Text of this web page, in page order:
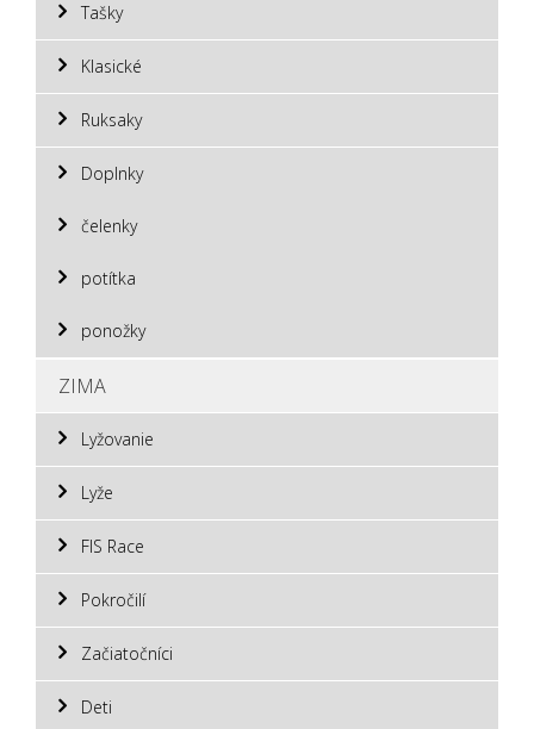
Tašky
Klasické
Ruksaky
Doplnky
čelenky
potítka
ponožky
ZIMA
Lyžovanie
Lyže
FIS Race
Pokročilí
Začiatočníci
Deti